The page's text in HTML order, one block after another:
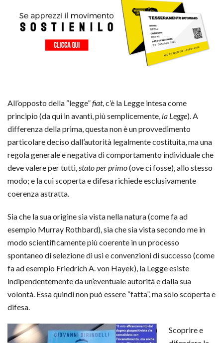
All’opposto della “legge”fiat, c’è la Legge intesa come
principio (da qui in avanti, più semplicemente, la Legge). A
differenza della prima, questa non è un provvedimento
particolare deciso dall’autorità legalmente costituita, ma una
regola generale e negativa di comportamento individuale che
deve valere per tutti,stato per primo(ove ci fosse), allo stesso
modo; e la cui scoperta e difesa richiede esclusivamente
coerenza astratta.
Sia che la sua origine sia vista nella natura (come fa ad
esempio Murray Rothbard), sia che sia vista secondo me in
modo scientificamente più coerente in un processo
spontaneo di selezione di usi e convenzioni di successo (come
fa ad esempio Friedrich A. von Hayek), la Legge esiste
indipendentemente da un’eventuale autorità e dalla sua
volontà. Essa quindi non può essere “fatta”, ma solo scoperta e
difesa.
Scoprire e